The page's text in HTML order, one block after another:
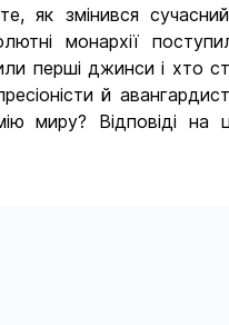
як змінився
монархії
перші джинси і хто
й
миру? Відповіді на